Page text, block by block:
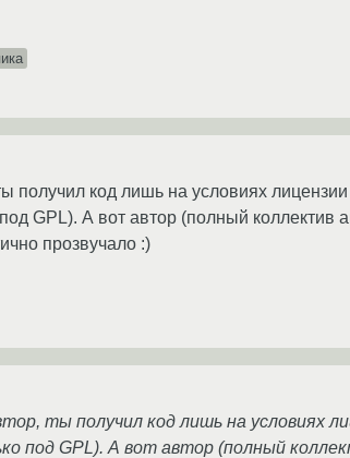
получил код лишь на условиях
GPL). А вот автор (полный коллектив
прозвучало :)
ты получил код лишь на условиях
под GPL). А вот автор (полный